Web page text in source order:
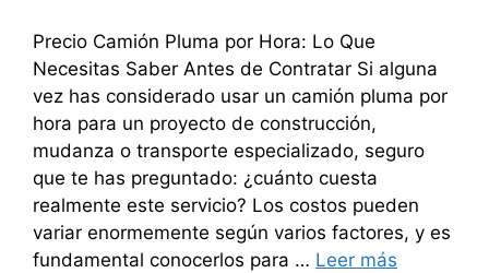
Precio Camión Pluma por Hora: Lo Que
Necesitas Saber Antes de Contratar Si alguna
vez has considerado usar un camión pluma por
hora para un proyecto de construcción,
mudanza o transporte especializado, seguro
que te has preguntado: ¿cuánto cuesta
realmente este servicio? Los costos pueden
variar enormemente según varios factores, y es
fundamental conocerlos para … Leer más